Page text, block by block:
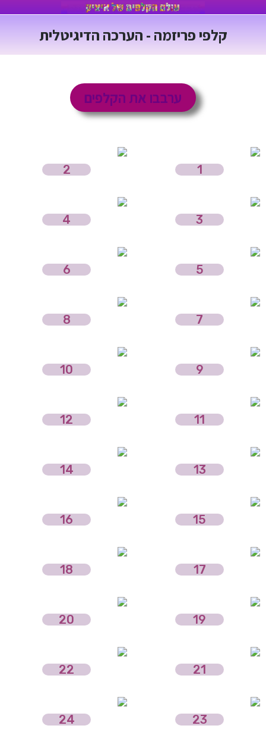
-
קלפי פריזמה - הערכה הדיגיטלית
ערבבו את הקלפים
1
2
3
4
5
6
7
8
9
10
11
12
13
14
15
16
17
18
19
20
21
22
23
24